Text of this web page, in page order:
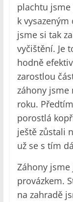
plachtu
k
jsme si tak
vyčištění. Je
hodně
zarostlou
záhony
roku.
porostlá
ještě zůstali
už se s tím
Záhony
provázkem.
na zahradě